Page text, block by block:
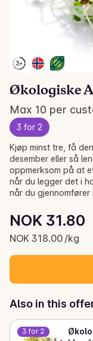
Økologiske
Max 10 per
3 for 2
Current price is:
NOK 31.80
NOK 318.00 /kg
Unit price: NOK
Kjøp minst tre, få
desember eller så
oppmerksom på at
når du legger det i
når du gjennomfører
Also in this
3 for 2